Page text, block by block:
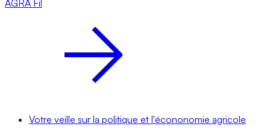
AGRA Fil
Votre veille sur la politique et l'écononomie agricole